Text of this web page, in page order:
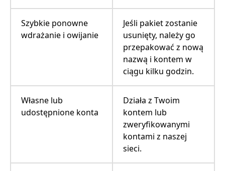
Szybkie ponowne
wdrażanie i owijanie
Jeśli pakiet zostanie
usunięty, należy go
przepakować z nową
nazwą i kontem w
ciągu kilku godzin.
Własne lub
udostępnione konta
Działa z Twoim
kontem lub
zweryfikowanymi
kontami z naszej
sieci.